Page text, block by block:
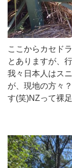
ここからカセド
とありますが、
我々日本人はス
が、現地の方々
す(笑)NZって裸